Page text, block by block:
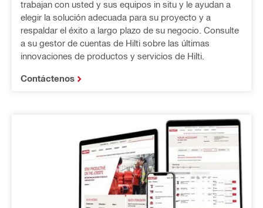
trabajan con usted y sus equipos in situ y le ayudan a
elegir la solución adecuada para su proyecto y a
respaldar el éxito a largo plazo de su negocio. Consulte
a su gestor de cuentas de Hilti sobre las últimas
innovaciones de productos y servicios de Hilti.
Contáctenos